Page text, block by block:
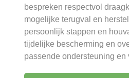
bespreken respectvol
mogelijke terugval en
persoonlijk stappen en
tijdelijke bescherming en
passende ondersteuning